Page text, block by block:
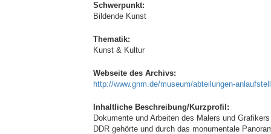
Schwerpunkt:
Bildende Kunst
Thematik:
Kunst & Kultur
Webseite des Archivs:
http://www.gnm.de/museum/abteilungen-
Inhaltliche Beschreibung/Kurzprofil:
Dokumente und Arbeiten des Malers und
DDR gehörte und durch das monumentale